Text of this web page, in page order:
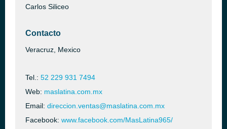
Carlos Siliceo
Contacto
Veracruz, Mexico
Tel.: 52 229 931 7494
Web: maslatina.com.mx
Email: direccion.ventas@maslatina.com.mx
Facebook: www.facebook.com/MasLatina965/